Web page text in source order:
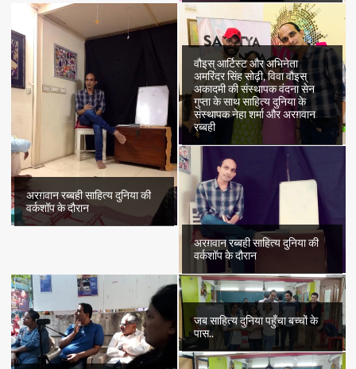
अरग़वान रब्बही साहित्य दुनिया की
वर्कशॉप के दौरान
वौइस् आर्टिस्ट और अभिनेता
अमरिंदर सिंह सोढ़ी, विवा वौइस्
अकादमी की संस्थापक वंदना सेन
गुप्ता के साथ साहित्य दुनिया के
संस्थापक नेहा शर्मा और अरग़वान
रब्बही
अरग़वान रब्बही साहित्य दुनिया की
वर्कशॉप के दौरान
जब साहित्य दुनिया पहुँचा बच्चों के
पास..